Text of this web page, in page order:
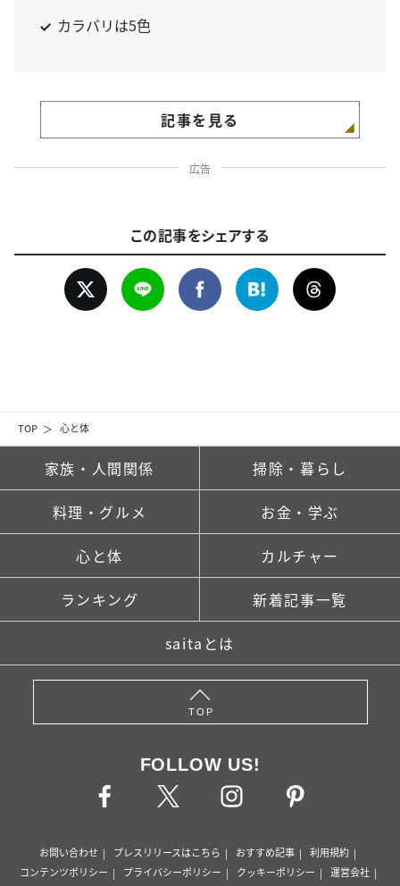
TOP 心と体
カラバリは5色
記事を見る
広告
この記事をシェアする
家族・人間関係 掃除・暮らし
料理・グルメ お金・学ぶ
心と体 カルチャー
ランキング 新着記事一覧
saitaとは
TOP
FOLLOW US!
お問い合わせ プレスリリースはこちら おすすめ記事
利用規約
コンテンツポリシー
プライバシーポリシー クッキーポリシー
運営会社